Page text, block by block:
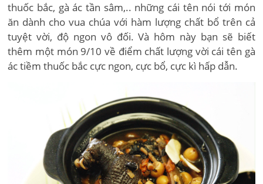
thuốc bắc, gà ác tần sâm,.. những cái tên nói tới món
ăn dành cho vua chúa với hàm lượng chất bổ trên cả
tuyệt vời, độ ngon vô đối. Và hôm này bạn sẽ biết
thêm một món 9/10 về điểm chất lượng vời cái tên gà
ác tiềm thuốc bắc cực ngon, cực bổ, cực kì hấp dẫn.